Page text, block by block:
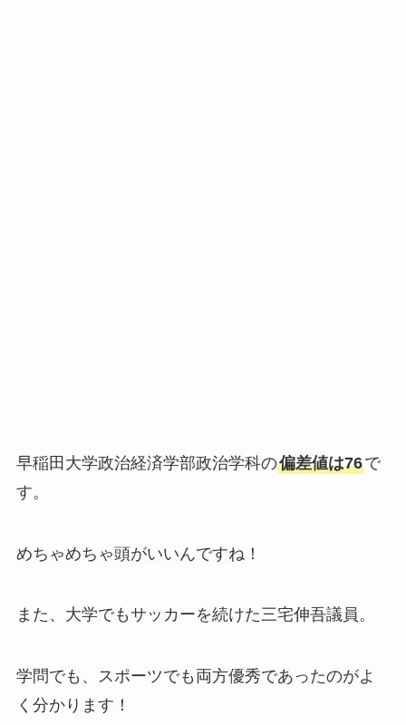
早稲田大学政治経済学部政治学科の偏差値は76で
す。
めちゃめちゃ頭がいいんですね！
また、大学でもサッカーを続けた三宅伸吾議員。
学問でも、スポーツでも両方優秀であったのがよ
く分かります！